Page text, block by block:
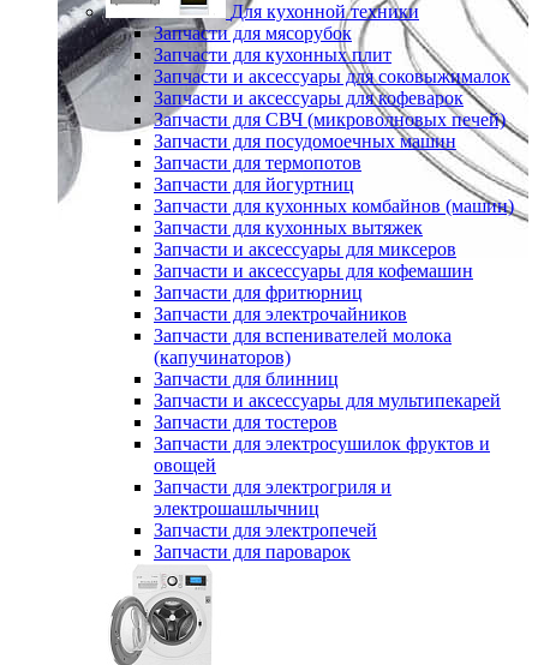
Для кухонной техники
Запчасти для мясорубок
Запчасти для кухонных плит
Запчасти и аксессуары для соковыжималок
Запчасти и аксессуары для кофеварок
Запчасти для СВЧ (микроволновых печей)
Запчасти для посудомоечных машин
Запчасти для термопотов
Запчасти для йогуртниц
Запчасти для кухонных комбайнов (машин)
Запчасти для кухонных вытяжек
Запчасти и аксессуары для миксеров
Запчасти и аксессуары для кофемашин
Запчасти для фритюрниц
Запчасти для электрочайников
Запчасти для вспенивателей молока
(капучинаторов)
Запчасти для блинниц
Запчасти и аксессуары для мультипекарей
Запчасти для тостеров
Запчасти для электросушилок фруктов и
овощей
Запчасти для электрогриля и
электрошашлычниц
Запчасти для электропечей
Запчасти для пароварок